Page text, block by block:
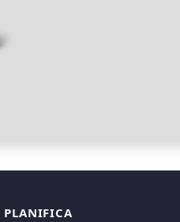
PLANIFICA